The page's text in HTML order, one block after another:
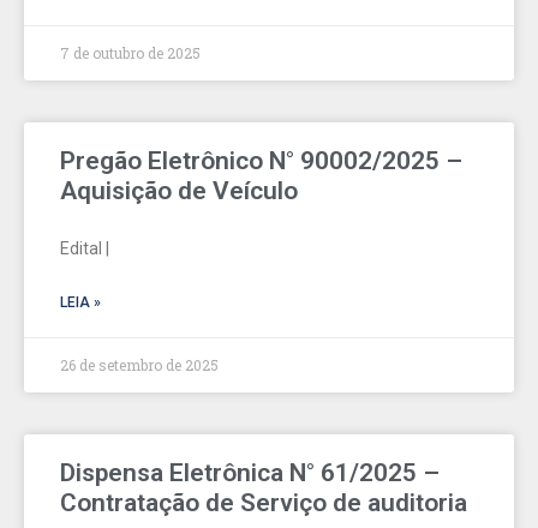
7 de outubro de 2025
Pregão Eletrônico N° 90002/2025 –
Aquisição de Veículo
Edital |
LEIA »
26 de setembro de 2025
Dispensa Eletrônica N° 61/2025 –
Contratação de Serviço de auditoria